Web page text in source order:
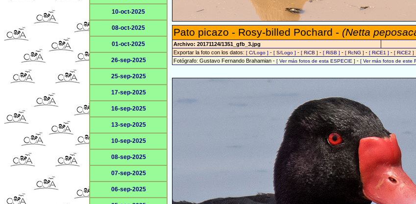
10-oct-2025
08-oct-2025
01-oct-2025
26-sep-2025
25-sep-2025
17-sep-2025
16-sep-2025
13-sep-2025
10-sep-2025
08-sep-2025
07-sep-2025
06-sep-2025
Pato picazo - Rosy-billed Pochard - (Netta
Archivo: 20171124/1351_gfb_3.jpg
Exportar la foto con los datos: [ C/Logo ] - [ S/Logo ] - [ RiCB ] - [ RiSB ] - [ RcNG ] - [ RiCE1 ] - [ RiCE2 ]
Fotógrafo: Gustavo Fernando Brahamian - [ Ver más fotos de esta ESPECIE ] - [ Ver más fotos de este